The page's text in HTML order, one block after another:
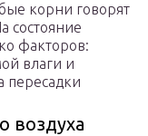
корни говорят
состояние
факторов:
влаги и
пересадки
воздуха